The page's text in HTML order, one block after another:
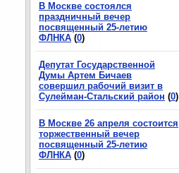
В Москве состоялся
праздничный вечер
посвященный 25-летию
ФЛНКА (0)
Депутат Государственной
Думы Артем Бичаев
совершил рабочий визит в
Сулейман-Стальский район (0)
В Москве 26 апреля состоится
торжественный вечер
посвященный 25-летию
ФЛНКА (0)